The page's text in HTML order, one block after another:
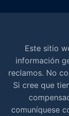
Este sitio
información
reclamos. No
Si cree que
comuníquese